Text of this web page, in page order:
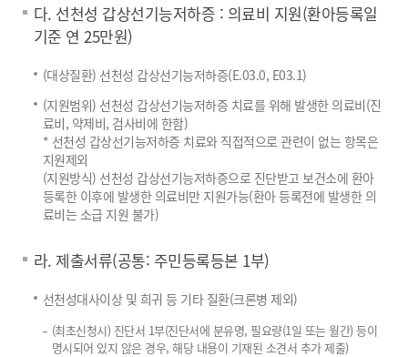
다. 선천성 갑상선기능저하증 : 의료비 지원(환아등록일
기준 연 25만원)
(대상질환) 선천성 갑상선기능저하증(E.03.0, E03.1)
(지원범위) 선천성 갑상선기능저하증 치료를 위해 발생한 의료비(진
료비, 약제비, 검사비에 한함)
* 선천성 갑상선기능저하증 치료와 직접적으로 관련이 없는 항목은
지원제외
(지원방식) 선천성 갑상선기능저하증으로 진단받고 보건소에 환아
등록한 이후에 발생한 의료비만 지원가능(환아 등록전에 발생한 의
료비는 소급 지원 불가)
라. 제출서류(공통: 주민등록등본 1부)
선천성대사이상 및 희귀 등 기타 질환(크론병 제외)
(최초신청시) 진단서 1부(진단서에 분유명, 필요량(1일 또는 월간) 등이
명시되어 있지 않은 경우, 해당 내용이 기재된 소견서 추가 제출)